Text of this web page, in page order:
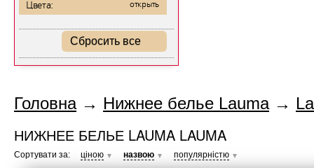
Цвета: открыть
Сбросить все
Головна→ Нижнее белье Lauma→
НИЖНЕЕ БЕЛЬЕ LAUMA LAUMA
Сортувати за: ціною ▼ назвою ▼ популярністю ▼